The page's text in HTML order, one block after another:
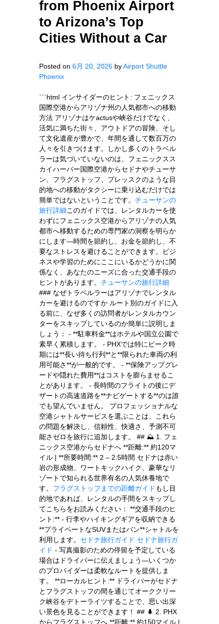
from Phoenix Airport
to Arizona’s Top
Cities Without a Car
Posted on 6月 20, 2026 byAirport Shuttle
Phoenix
```html インサイダーのヒント: フェニックス
国際空港からアリゾナ州の人気都市への移動
方法 アリゾナはケactusや峡谷だけでなく、
活気に満ちた街々、アウトドアの冒険、そし
て文化遺産が豊かで、年間を通して数百万の
人々を引きつけます。しかし多くのトラベル
ラーは気づいていないのは、フェニックスス
カイハーバー国際空港からセドナやチューサ
ン、フラグストッフ、プレッスクのような目
的地への移動がタクシーに乗り込むだけでは
簡単ではないということです。 チューサンの
旅行詳細このガイドでは、レンタルカーを使
わずにフェニックス空港からアリゾナの人気
都市へ移動するための専門家の洞察を明らか
にします—時間を節約し、お金を節約し、不
要なストレスを避けることができます。ビジ
ネスや学習のためにここにいるかどうかに関
係なく、あなたのニーズに合った交通手段の
ヒントがあります。 チューサンの旅行詳細
### なぜトラベルラーはアリゾナでレンタル
カーを避けるのですか ルート別のガイドに入
る前に、なぜ多くの訪問者がレンタルカウン
ターをスキップしているのか簡単に説明しま
しょう： - **駐車料金**はホテルや国立公園で
素早く累積します。 - PHXでは特にピーク時
期には**長い待ち行列**と**限られた車両の利
用可能さ**が一般的です。 - **保険アップグレ
ードや隠れた費用**はコストを膨らませるこ
とがあります。 - 長時間のフライトの後にデ
ザートの高速道路を**ナビゲートする**のは誰
でも望んでいません。 プロフェッショナルな
空港シャトルサービスを選ぶことは、これら
の問題を解決し、信頼性、快適さ、予測不可
能さゼロを旅行に追加します。 ## ⛰️ 1. フェ
ニックス空港からセドナへ **距離:** 約120マ
イル | **所要時間:** 2 – 2.5時間 セドナは赤い
岩の形成物、ワートキックハイク、豪華なリ
ゾートで知られる世界有名の人気休養地で
す。 フラグストッフまでの距離ガイド もし目
的地であれば、レンタルの手間をスキップし
てこちらをお読みください： **交通手段のヒ
ント:** - 行李やハイキングギアを収納できる
**プライベートなSUVまたはバン**シャトルを
利用します。 セドナ旅行ガイド セドナ旅行ガ
イド - 写真撮影のための停留を予定している
場合はドライバーに伝えましょう—いくつか
のプロバイダーは柔軟なルートを提供しま
す。 **ローカルヒント:** ドライバーがセドナ
とフラグストッフの間を通じてオーククリー
ク峡谷をデトーライツすることで、思い出深
い景色を見ることができます！ ## 🌲 2. PHX
からフラグストッフへ **距離:** 約150マイル |